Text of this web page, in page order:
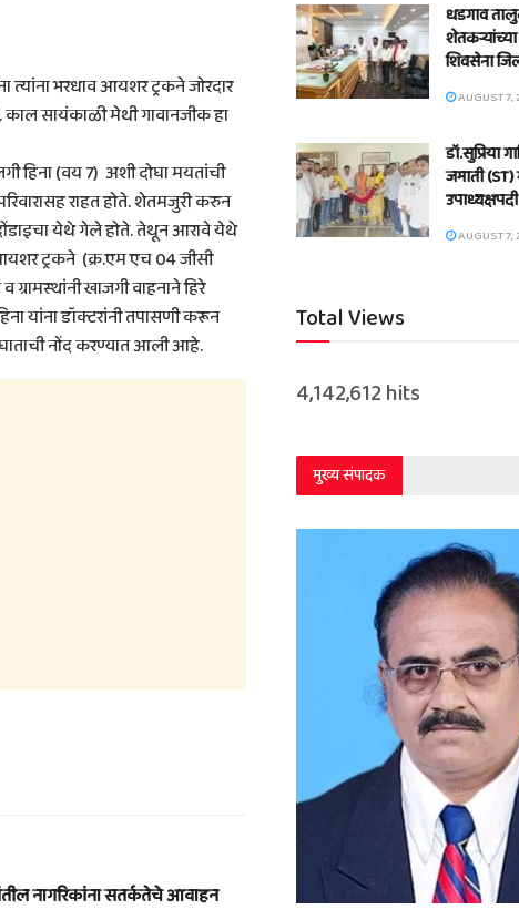
भरधाव आयशर ट्रकने जोरदार
काल सायंकाळी मेथी गावानजीक हा
हिना (वय 7) अशी दोघा मयतांची
राहत होते. शेतमजुरी करुन
दोंडाइचा येथे गेले होते. तेथून आरावे येथे
ट्रकने (क्र.एम एच 04 जीसी
खाजगी वाहनाने हिरे
यांना डॉक्टरांनी तपासणी करून
नोंद करण्यात आली आहे.
नागरिकांना सतर्कतेचे आवाहन
धडगाव
शिवसेना
AUGUST 7,
डॉ.सुप्रिया
जमाती (ST)
AUGUST 7,
Total Views
4,142,612 hits
मुख्य संपादक